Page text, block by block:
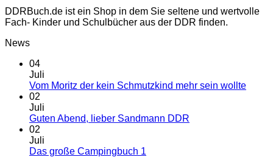
DDRBuch.de ist ein Shop in dem Sie seltene und wertvolle
Fach- Kinder und Schulbücher aus der DDR finden.
News
04
Juli
Vom Moritz der kein Schmutzkind mehr sein wollte
02
Juli
Guten Abend, lieber Sandmann DDR
02
Juli
Das große Campingbuch 1